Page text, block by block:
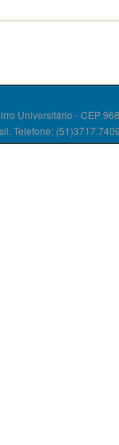
Universitário - CEP
Telefone: (51)3717.7409